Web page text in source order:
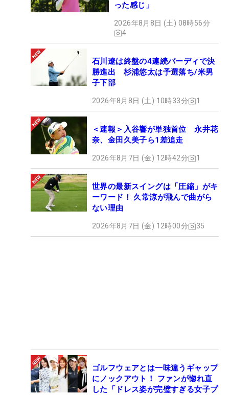
った感じ」
2026年8月8日 (土) 08時56分
4
石川遼は終盤の4連続バーディで決
勝進出 杉浦悠太は予選落ち/米男
子下部
2026年8月8日 (土) 10時33分 1
＜速報＞入谷響が単独首位 永井花
奈、金田久美子ら1差追走
2026年8月7日 (金) 12時42分 1
世界の最新スイングは「圧縮」がキ
ーワード！ 久常涼が飛んで曲がら
ない理由
2026年8月7日 (金) 12時00分 35
ゴルフウェアとは一味違うギャップ
にノックアウト！ ファンが惚れ直
した「ドレス姿が完璧すぎる女子プ